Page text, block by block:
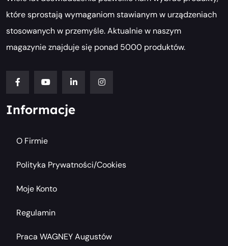
które sprostają wymaganiom stawianym w urządzeniach
stosowanych w przemyśle. Aktualnie w naszym
magazynie znajduje się ponad 5000 produktów.
Informacje
O Firmie
Polityka Prywatności/cookies
Moje Konto
Regulamin
Praca WAGNEY Augustów